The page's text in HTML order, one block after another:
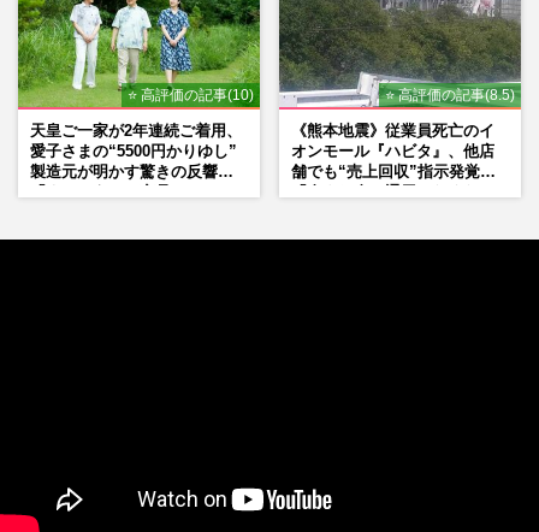
⭐ 高評価の記事(10)
天皇ご一家が2年連続ご着用、
愛子さまの“5500円かりゆし”
製造元が明かす驚きの反響
⭐ 高評価の記事(8.5)
《熊本地震》従業員死亡のイ
オンモール『ハビタ』、他店
舗でも“売上回収”指示発覚で